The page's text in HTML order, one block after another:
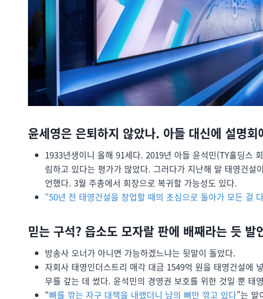
윤세영은 은퇴하지 않았나. 아들 대신에 설명
1933년생이니 올해 91세다. 2019년 아들 윤석민(TY홀딩스
림하고 있다는 평가가 많았다. 그러다가 지난해 말 태영건설
언했다. 3월 주총에서 회장으로 복귀할 가능성도 있다.
“50년 전 태영건설을 창업할 때의 초심으로 돌아가 모든 걸
믿는 구석? 읍소도 모자랄 판에 배째라는 듯 발
방송사 오너가 아니면 가능하겠느냐는 뒷말이 돌았다.
자회사 태영인더스트리 매각 대금 1549억 원을 태영건설에
무를 갚는 데 썼다. 윤석민의 경영권 보호를 위한 것일 뿐 태
“뼈를 깎는 자구 대책을 내랬더니 남의 뼈만 깎고 있다”는 말